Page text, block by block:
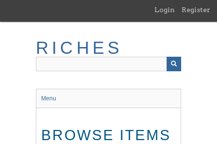
main
Login Register
RICHES
Menu
BROWSE ITEMS